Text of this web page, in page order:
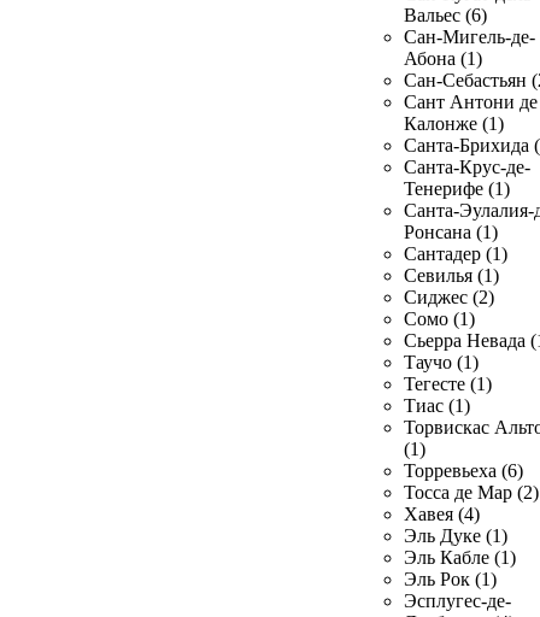
Вальес (6)
Сан-Мигель-де-
Абона (1)
Сан-Себастьян
Сант Антони де
Калонже (1)
Санта-Брихида
Санта-Крус-де-
Тенерифе (1)
Санта-Эулалия-
Ронсана (1)
Сантадер (1)
Севилья (1)
Сиджес (2)
Сомо (1)
Сьерра Невада
Таучо (1)
Тегесте (1)
Тиас (1)
Торвискас
(1)
Торревьеха (6)
Тосса де Мар (2)
Хавея (4)
Эль Дуке (1)
Эль Кабле (1)
Эль Рок (1)
Эсплугес-де-